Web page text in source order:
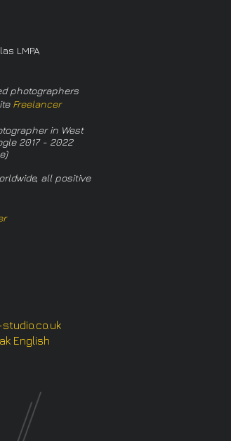
LMPA
photographers
Freelancer
in West
2017 - 2022
all positive
English